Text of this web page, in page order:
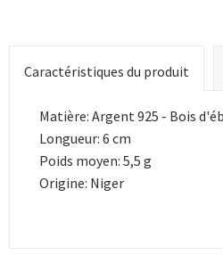
Caractéristiques du produit
Matière: Argent 925 - Bois
Longueur: 6 cm
Poids moyen: 5,5 g
Origine: Niger